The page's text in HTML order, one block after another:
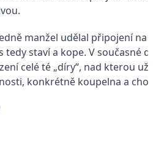
manžel udělal připojení na
tedy staví a kope. V současné
celé té „díry“, nad kterou
konkrétně koupelna a